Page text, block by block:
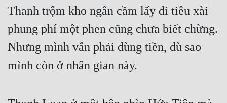
Thanh trộm kho ngân cầm lấy đi tiêu xài
phung phí một phen cũng chưa biết chừng.
Nhưng mình vẫn phải dùng tiền, dù sao
mình còn ở nhân gian này.